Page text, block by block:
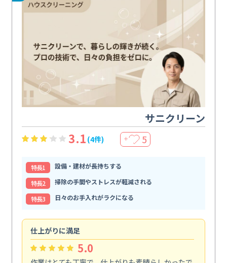
サニクリーン
3.1 (4件) ＋ 5
特⻑1
設備・建材が長持ちする
特⻑2
掃除の手間やストレスが軽減される
特⻑3
日々のお手入れがラクになる
仕上がりに満足
5.0